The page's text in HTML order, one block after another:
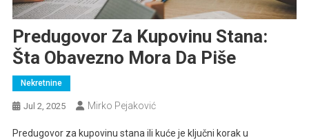
Predugovor Za Kupovinu Stana:
Šta Obavezno Mora Da Piše
Nekretnine
Jul 2, 2025 Mirko Pejaković
Predugovor za kupovinu stana ili kuće je ključni korak u